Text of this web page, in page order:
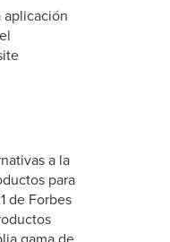
aplicación
a la
para
de Forbes